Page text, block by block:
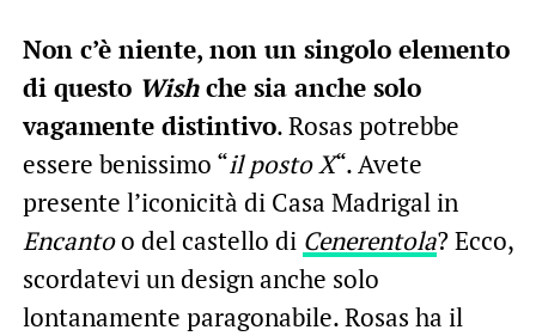
Non c’è niente, non un singolo elemento
di questo Wishche sia anche solo
vagamente distintivo. Rosas potrebbe
essere benissimo “il posto X“. Avete
presente l’iconicità di Casa Madrigal in
Encantoo del castello di Cenerentola? Ecco,
scordatevi un design anche solo
lontanamente paragonabile. Rosas ha il